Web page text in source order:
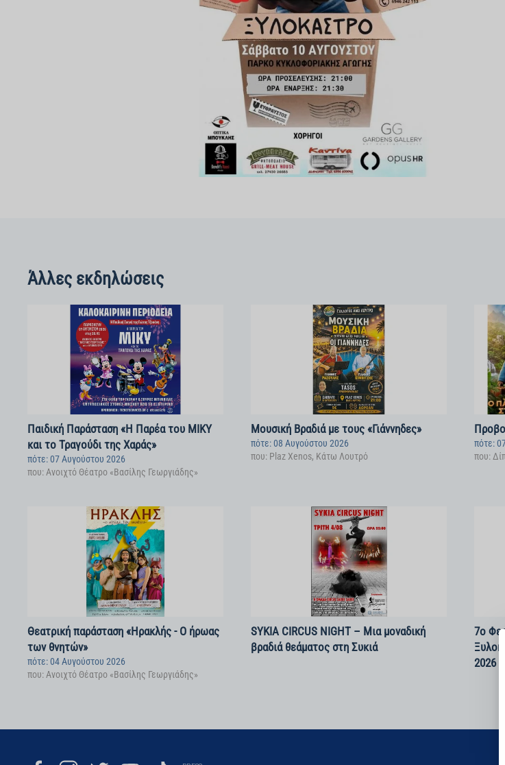
Άλλες εκδηλώσεις
Παιδική Παράσταση «Η Παρέα του ΜΙΚΥ
και το Τραγούδι της Χαράς»
πότε: 07 Αυγούστου 2026
που: Ανοιχτό Θέατρο «Βασίλης Γεωργιάδης»
Μουσική Βραδιά με τους «Γιάννηδες»
πότε: 08 Αυγούστου 2026
που: Plaz Xenos, Κάτω Λουτρό
πότε:
που:
Θεατρική παράσταση «Ηρακλής - Ο ήρωας
των θνητών»
πότε: 04 Αυγούστου 2026
που: Ανοιχτό Θέατρο «Βασίλης Γεωργιάδης»
SYKIA CIRCUS NIGHT – Μια μοναδική
βραδιά θεάματος στη Συκιά
7ο
2026